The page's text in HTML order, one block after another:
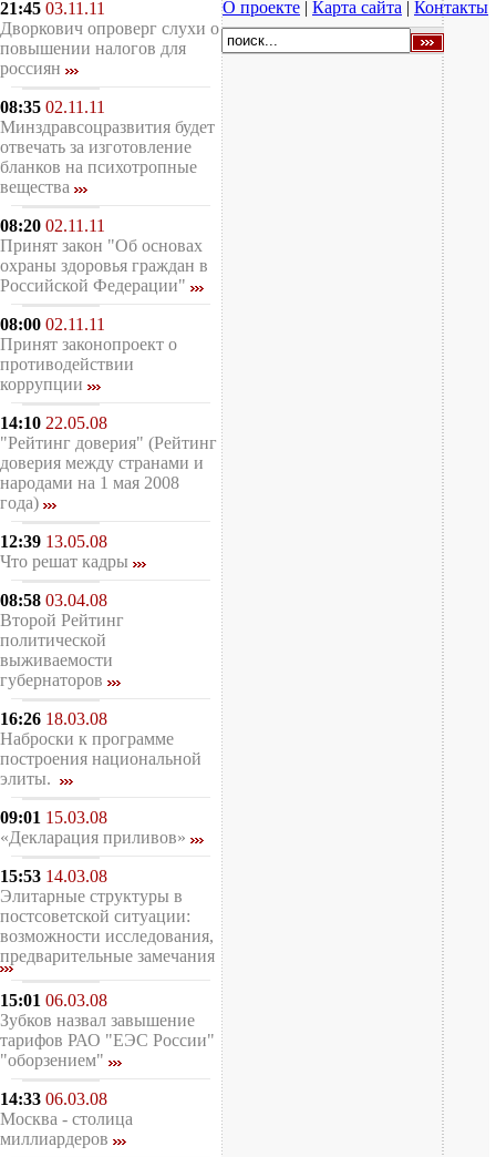
21:45 03.11.11
Дворкович опроверг слухи о
повышении налогов для
россиян
08:35 02.11.11
Минздравсоцразвития будет
отвечать за изготовление
бланков на психотропные
вещества
08:20 02.11.11
Принят закон "Об основах
охраны здоровья граждан в
Российской Федерации"
08:00 02.11.11
Принят законопроект о
противодействии
коррупции
14:10 22.05.08
"Рейтинг доверия" (Рейтинг
доверия между странами и
народами на 1 мая 2008
года)
12:39 13.05.08
Что решат кадры
08:58 03.04.08
Второй Рейтинг
политической
выживаемости
губернаторов
16:26 18.03.08
Наброски к программе
построения национальной
элиты.
09:01 15.03.08
«Декларация приливов»
15:53 14.03.08
Элитарные структуры в
постсоветской ситуации:
возможности исследования,
предварительные замечания
15:01 06.03.08
Зубков назвал завышение
тарифов РАО "ЕЭС России"
"оборзением"
14:33 06.03.08
Москва - столица
миллиардеров
О проекте | Карта сайта | Контакты